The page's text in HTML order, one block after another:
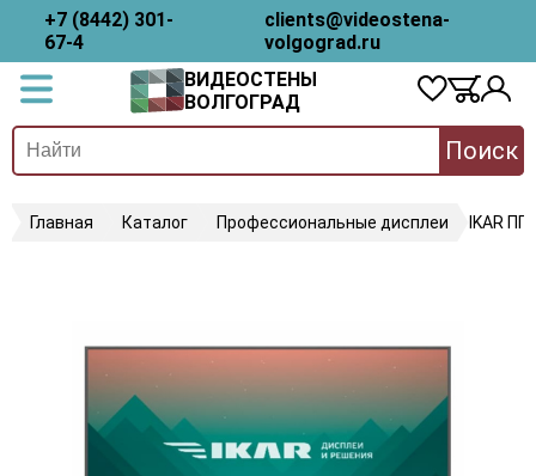
+7 (8442) 301-
67-4
clients@videostena-
volgograd.ru
ВИДЕОСТЕНЫ
ВОЛГОГРАД
Поиск
Главная Каталог Профессиональные дисплеи IKAR